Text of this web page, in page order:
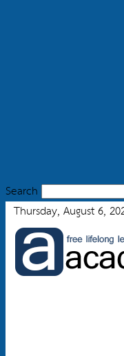
Search
Thursday, August 6,